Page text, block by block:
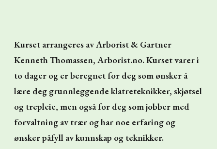
Kurset arrangeres av Arborist & Gartner
Kenneth Thomassen, Arborist.no. Kurset varer i
to dager og er beregnet for deg som ønsker å
lære deg grunnleggende klatreteknikker, skjøtsel
og trepleie, men også for deg som jobber med
forvaltning av trær og har noe erfaring og
ønsker påfyll av kunnskap og teknikker.